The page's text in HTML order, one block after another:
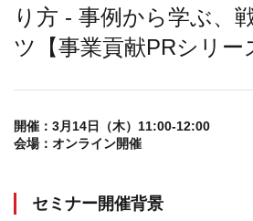
り方 - 事例から学ぶ、
ツ【事業貢献PRシリー
開催： 3月14日（木）11:00-12:00
会場： オンライン開催
セミナー開催背景